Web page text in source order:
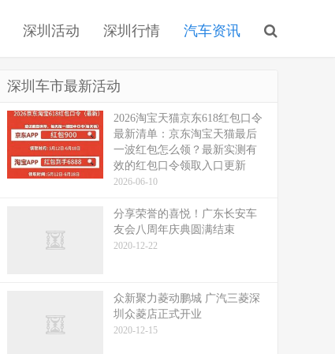
深圳活动 深圳行情 汽车资讯
深圳车市最新活动
2026淘宝天猫京东618红包口令
最新清单：京东淘宝天猫最后
一波红包怎么领？最新实测有
效的红包口令领取入口更新
2026-06-10
分享荣誉的喜悦！广东长安车
友会八周年庆典圆满结束
2020-12-22
众新聚力菱动鹏城 广汽三菱深
圳众菱店正式开业
2020-12-15